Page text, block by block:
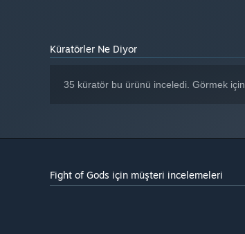
Küratörler Ne Diyor
35 küratör bu ürünü inceledi. Görmek için
Fight of Gods için müşteri incelemeleri